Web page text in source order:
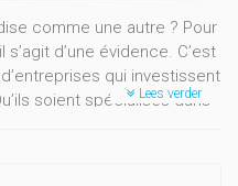
comme une autre ? Pour
d’une évidence. C’est
qui investissent
soient spécialisés dans
Lees verder